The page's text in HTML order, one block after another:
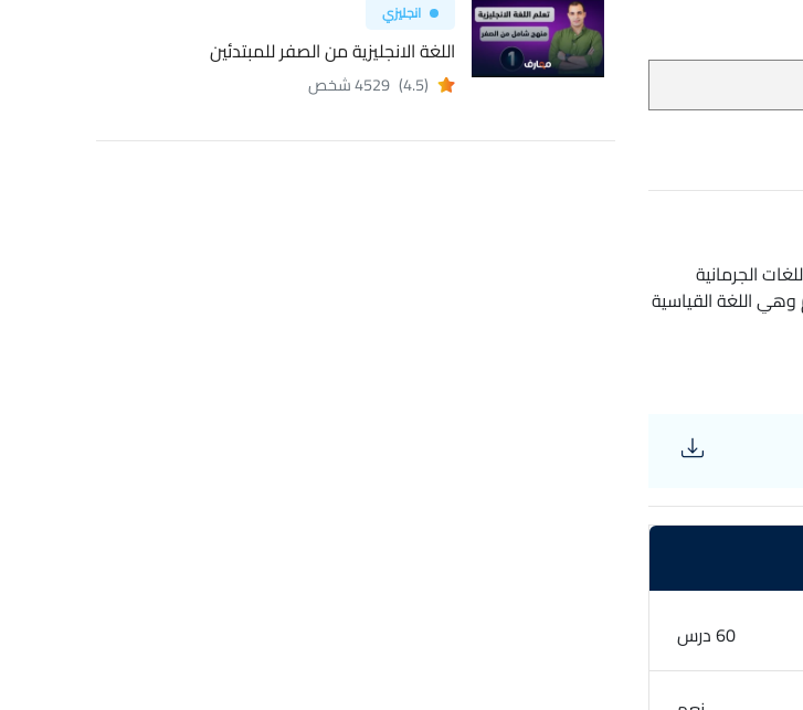
الجرمانية
وهي اللغة القياسية
60 درس
انجليزي
اللغة الانجليزية من الصفر للمبتدئين
(4.5) 4529 شخص